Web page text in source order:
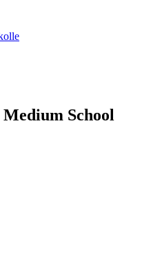
School